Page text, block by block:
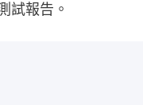
試報告。